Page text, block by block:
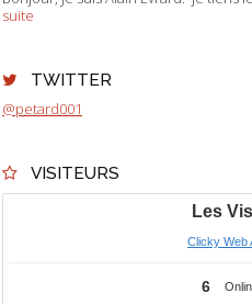
suite
TWITTER
@petard001
VISITEURS